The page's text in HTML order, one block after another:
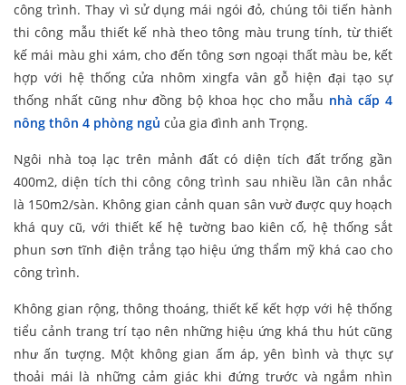
công trình. Thay vì sử dụng mái ngói đỏ, chúng tôi tiến hành
thi công mẫu thiết kế nhà theo tông màu trung tính, từ thiết
kế mái màu ghi xám, cho đến tông sơn ngoại thất màu be, kết
hợp với hệ thống cửa nhôm xingfa vân gỗ hiện đại tạo sự
thống nhất cũng như đồng bộ khoa học cho mẫu nhà cấp 4
nông thôn 4 phòng ngủ của gia đình anh Trọng.
Ngôi nhà toạ lạc trên mảnh đất có diện tích đất trống gần
400m2, diện tích thi công công trình sau nhiều lần cân nhắc
là 150m2/sàn. Không gian cảnh quan sân vườ được quy hoạch
khá quy cũ, với thiết kế hệ tường bao kiên cố, hệ thống sắt
phun sơn tĩnh điện trắng tạo hiệu ứng thẩm mỹ khá cao cho
công trình.
Không gian rộng, thông thoáng, thiết kế kết hợp với hệ thống
tiểu cảnh trang trí tạo nên những hiệu ứng khá thu hút cũng
như ấn tượng. Một không gian ấm áp, yên bình và thực sự
thoải mái là những cảm giác khi đứng trước và ngắm nhìn